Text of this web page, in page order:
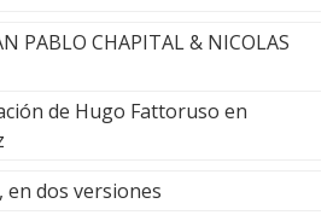
PABLO CHAPITAL & NICOLAS
de Hugo Fattoruso en
en dos versiones